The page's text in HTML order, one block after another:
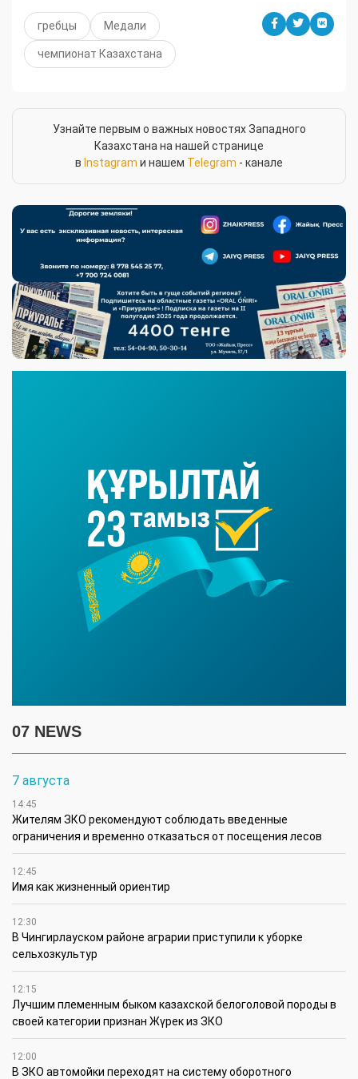
гребцы Медали
чемпионат Казахстана
Узнайте первым о важных новостях Западного
Казахстана на нашей странице
в Instagram и нашем Telegram - канале
07 NEWS
7 августа
14:45
Жителям ЗКО рекомендуют соблюдать введенные
ограничения и временно отказаться от посещения лесов
12:45
Имя как жизненный ориентир
12:30
В Чингирлауском районе аграрии приступили к уборке
сельхозкультур
12:15
Лучшим племенным быком казахской белоголовой породы в
своей категории признан Жүрек из ЗКО
12:00
В ЗКО автомойки переходят на систему оборотного